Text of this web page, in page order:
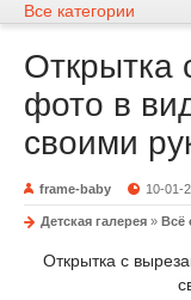
Все категории
Открытка
фото в
своими
frame-baby 10-01-
Детская галерея » Всё
Открытка с